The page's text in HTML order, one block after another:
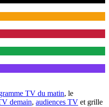
TV du matin, le
demain, audiences TV et grille